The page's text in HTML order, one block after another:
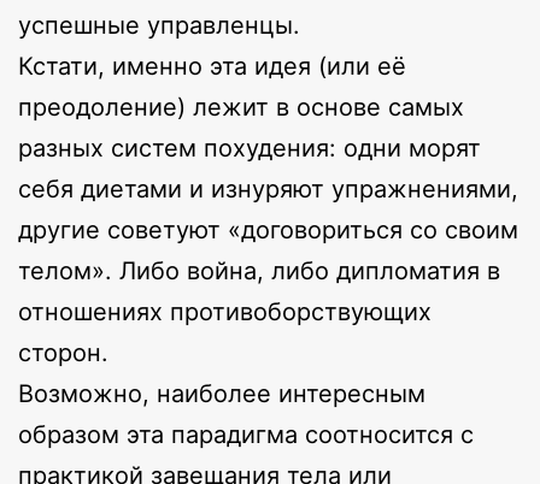
успешные управленцы.
Кстати, именно эта идея (или её
преодоление) лежит в основе самых
разных систем похудения: одни морят
себя диетами и изнуряют упражнениями,
другие советуют «договориться со своим
телом». Либо война, либо дипломатия в
отношениях противоборствующих
сторон.
Возможно, наиболее интересным
образом эта парадигма соотносится с
практикой завещания тела или